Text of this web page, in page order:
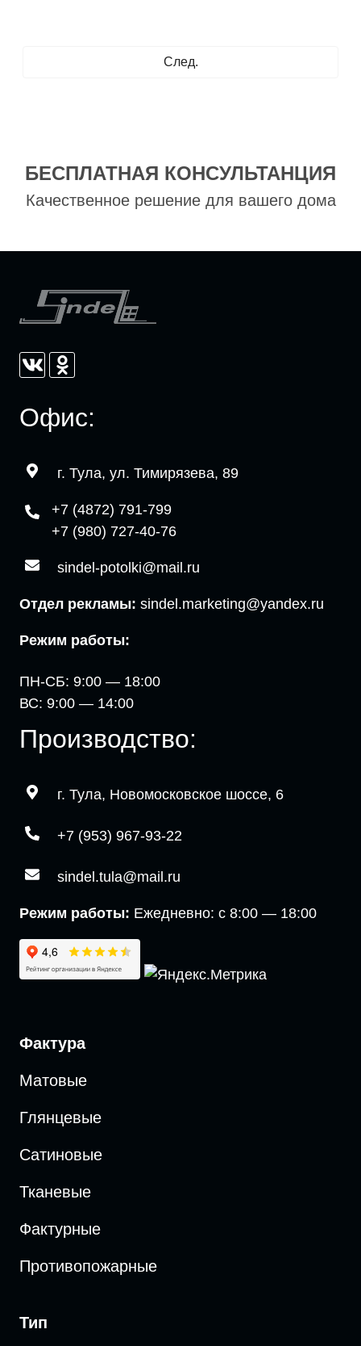
След.
БЕСПЛАТНАЯ КОНСУЛЬТАНЦИЯ
Качественное решение для вашего дома
Офис:
г. Тула, ул. Тимирязева, 89
+7 (4872) 791-799
+7 (980) 727-40-76
sindel-potolki@mail.ru
Отдел рекламы: sindel.marketing@yandex.ru
Режим работы:
ПН-СБ: 9:00 — 18:00
ВС: 9:00 — 14:00
Производство:
г. Тула, Новомосковское шоссе, 6
+7 (953) 967-93-22
sindel.tula@mail.ru
Режим работы: Ежедневно: с 8:00 — 18:00
Фактура
Матовые
Глянцевые
Сатиновые
Тканевые
Фактурные
Противопожарные
Тип